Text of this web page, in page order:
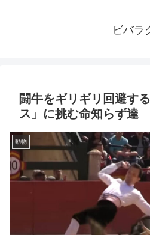
ビバラ
闘牛をギリギリ回避す
ス」に挑む命知らず達
動物